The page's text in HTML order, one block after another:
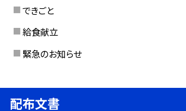
できごと
給食献立
緊急のお知らせ
配布文書